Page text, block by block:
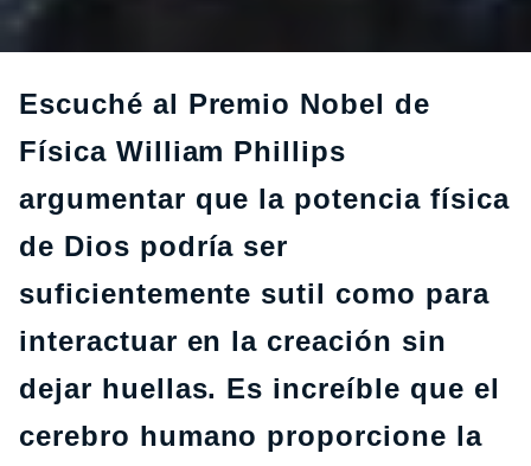
Escuché al Premio Nobel de
Física William Phillips
argumentar que la potencia física
de Dios podría ser
suficientemente sutil como para
interactuar en la creación sin
dejar huellas. Es increíble que el
cerebro humano proporcione la